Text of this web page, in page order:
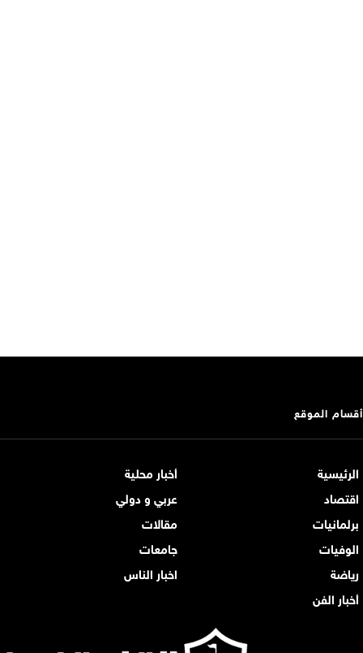
أقسام الموقع
الرئيسية
أخبار محلية
اقتصاد
عربي و دولي
برلمانيات
مقالات
الوفيات
جامعات
رياضة
اخبار الناس
أخبار الفن